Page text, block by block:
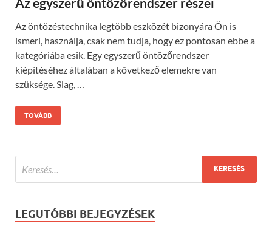
Az öntözéstechnika legtöbb eszközét bizonyára Ön is
ismeri, használja, csak nem tudja, hogy ez pontosan ebbe a
kategóriába esik. Egy egyszerű öntözőrendszer
kiépítéséhez általában a következő elemekre van
szüksége. Slag, …
TOVÁBB
LEGUTÓBBI BEJEGYZÉSEK